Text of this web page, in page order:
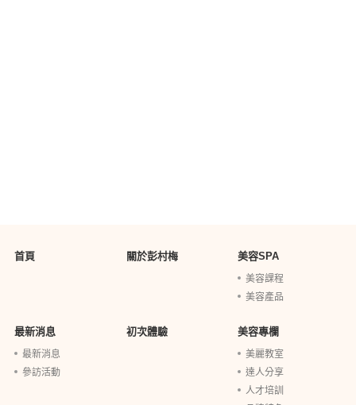
首頁 關於彭村梅 美容SPA
美容課程
美容產品
最新消息
最新消息
參訪活動
初次體驗 美容專欄
美麗教室
達人分享
人才培訓